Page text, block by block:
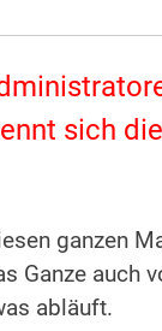
sich
ganzen
Ganze auch
abläuft.